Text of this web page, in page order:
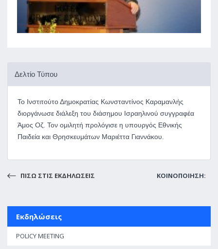
Δελτίο Τύπου
Το Ινστιτούτο Δημοκρατίας Κωνσταντίνος Καραμανλής
διοργάνωσε διάλεξη του διάσημου Ισραηλινού συγγραφέα
Άμος Οζ. Τον ομιλητή προλόγισε η υπουργός Εθνικής
Παιδεία και Θρησκευμάτων Μαριέττα Γιαννάκου.
ΠΙΣΩ ΣΤΙΣ ΕΚΔΗΛΩΣΕΙΣ ΚΟΙΝΟΠΟΙΗΣΗ:
Εκδηλώσεις
POLICY MEETING